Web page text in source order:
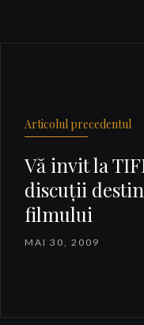
Articolul precedentul
Vă invit la
discuţii
filmului
MAI 30, 2009